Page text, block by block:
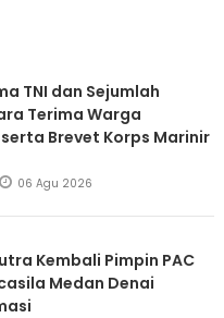
TNI dan Sejumlah
Terima Warga
Brevet Korps Marinir
06 Agu 2026
Kembali Pimpin PAC
Medan Denai